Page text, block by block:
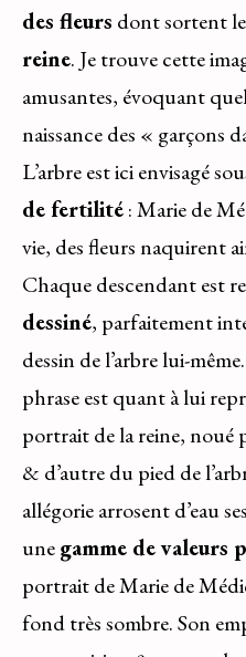
des fleurs dont sortent
reine. Je trouve cette
amusantes, évoquant
naissance des « garçons
L’arbre est ici envisagé
de fertilité: Marie de
vie, des fleurs naquirent
Chaque descendant est
dessiné, parfaitement
dessin de l’arbre lui-
phrase est quant à lui
portrait de la reine, noué
& d’autre du pied de
allégorie arrosent d’eau
unegamme de valeurs
portrait de Marie de
fond très sombre. Son